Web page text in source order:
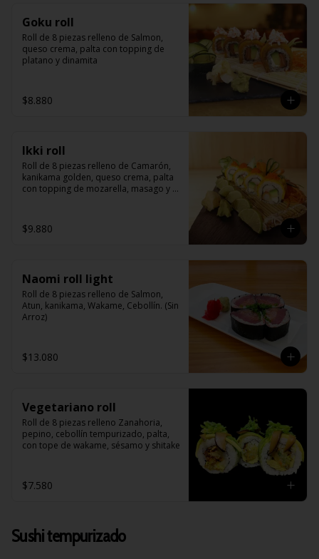
Goku roll
Roll de 8 piezas relleno de Salmon,
queso crema, palta con topping de
platano y dinamita
$8.880
Ikki roll
Roll de 8 piezas relleno de Camarón,
kanikama golden, queso crema, palta
con topping de mozarella, masago y
$9.880
Naomi roll light
Roll de 8 piezas relleno de Salmon,
Atun, kanikama, Wakame, Cebollín. (Sin
Arroz)
$13.080
Vegetariano roll
Roll de 8 piezas relleno Zanahoria,
pepino, cebollín tempurizado, palta,
con tope de wakame, sésamo y shitake
$7.580
Sushi tempurizado